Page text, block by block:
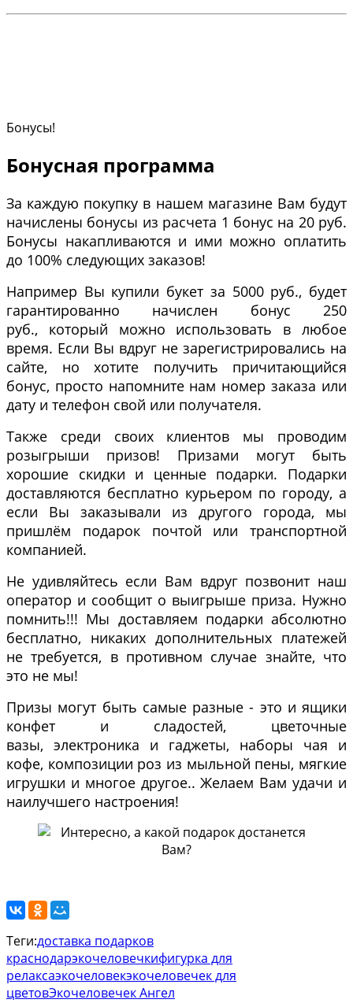
Бонусы!
Бонусная программа
За каждую покупку в нашем магазине Вам будут
начислены бонусы из расчета 1 бонус на 20 руб.
Бонусы накапливаются и ими можно оплатить
до 100% следующих заказов!
Например Вы купили букет за 5000 руб., будет
гарантированно начислен бонус 250
руб., который можно использовать в любое
время. Если Вы вдруг не зарегистрировались на
сайте, но хотите получить причитающийся
бонус, просто напомните нам номер заказа или
дату и телефон свой или получателя.
Также среди своих клиентов мы проводим
розыгрыши призов! Призами могут быть
хорошие скидки и ценные подарки. Подарки
доставляются бесплатно курьером по городу, а
если Вы заказывали из другого города, мы
пришлём подарок почтой или транспортной
компанией.
Не удивляйтесь если Вам вдруг позвонит наш
оператор и сообщит о выигрыше приза. Нужно
помнить!!! Мы доставляем подарки абсолютно
бесплатно, никаких дополнительных платежей
не требуется, в противном случае знайте, что
это не мы!
Призы могут быть самые разные - это и ящики
конфет и сладостей, цветочные
вазы, электроника и гаджеты, наборы чая и
кофе, композиции роз из мыльной пены, мягкие
игрушки и многое другое.. Желаем Вам удачи и
наилучшего настроения!
Теги:доставка подарков
краснодарэкочеловечкифигурка для
релаксаэкочеловекэкочеловечек для
цветовЭкочеловечек Ангел